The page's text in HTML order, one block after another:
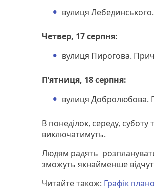
вулиця
Четвер, 17 серпня:
вулиця Пирогова.
П’ятниця, 18 серпня:
вулиця Добролюбова.
В понеділок, середу, суботу
виключатимуть.
Людям радять
зможуть якнайменше
Читайте також: Графік